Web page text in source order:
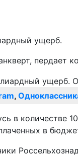
ущерб.
пердает
,
в количестве
в